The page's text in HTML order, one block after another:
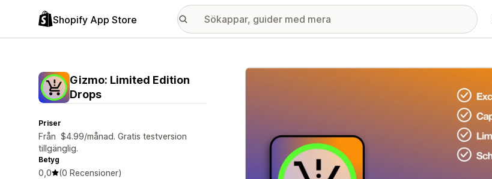
Shopify App Store
Gizmo: Limited Edition
Drops
Priser
Från $4.99/månad. Gratis testversion
tillgänglig.
Betyg
0,0 (0 Recensioner)
Galleri med utvalda bilder